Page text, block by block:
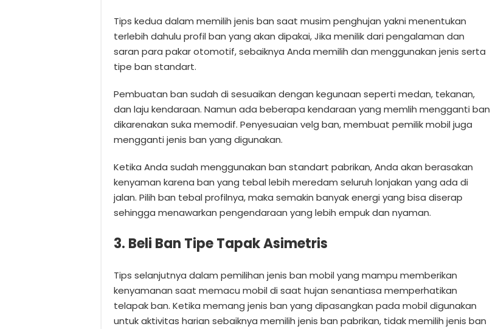
Tips kedua dalam memilih jenis ban saat musim penghujan yakni menentukan
terlebih dahulu profil ban yang akan dipakai, Jika menilik dari pengalaman dan
saran para pakar otomotif, sebaiknya Anda memilih dan menggunakan jenis serta
tipe ban standart.
Pembuatan ban sudah di sesuaikan dengan kegunaan seperti medan, tekanan,
dan laju kendaraan. Namun ada beberapa kendaraan yang memlih mengganti ban
dikarenakan suka memodif. Penyesuaian velg ban, membuat pemilik mobil juga
mengganti jenis ban yang digunakan.
Ketika Anda sudah menggunakan ban standart pabrikan, Anda akan berasakan
kenyaman karena ban yang tebal lebih meredam seluruh lonjakan yang ada di
jalan. Pilih ban tebal profilnya, maka semakin banyak energi yang bisa diserap
sehingga menawarkan pengendaraan yang lebih empuk dan nyaman.
3. Beli Ban Tipe Tapak Asimetris
Tips selanjutnya dalam pemilihan jenis ban mobil yang mampu memberikan
kenyamanan saat memacu mobil di saat hujan senantiasa memperhatikan
telapak ban. Ketika memang jenis ban yang dipasangkan pada mobil digunakan
untuk aktivitas harian sebaiknya memilih jenis ban pabrikan, tidak memilih jenis ban